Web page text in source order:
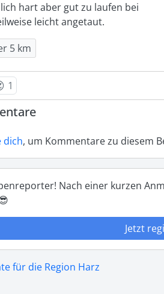
hart aber gut zu laufen bei
leicht angetaut.
5 km
1
dich, um Kommentare zu diesem
Nach einer kurzen
Jetzt
für die Region Harz